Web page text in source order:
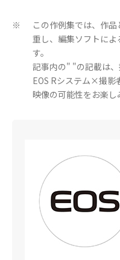
※
この作例集では、作
重し、編集ソフトに
す。
記事内の" "の記載は、
EOS Rシステム×撮影
映像の可能性をお楽し